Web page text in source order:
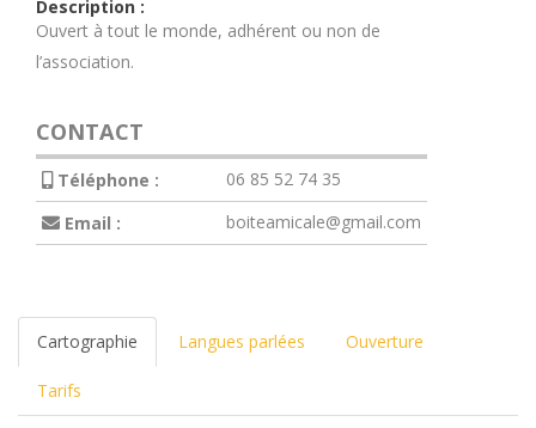
Description :
Ouvert à tout le monde, adhérent ou non de
l’association.
CONTACT
Téléphone :
06 85 52 74 35
Email :
boiteamicale@gmail.com
Cartographie Langues parlées Ouverture
Tarifs